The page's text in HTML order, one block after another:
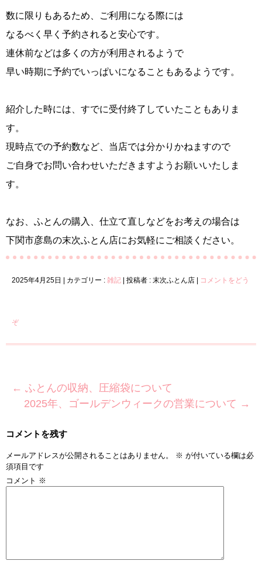
数に限りもあるため、ご利用になる際には
なるべく早く予約されると安心です。
連休前などは多くの方が利用されるようで
早い時期に予約でいっぱいになることもあるようです。
紹介した時には、すでに受付終了していたこともありま
す。
現時点での予約数など、当店では分かりかねますので
ご自身でお問い合わせいただきますようお願いいたしま
す。
なお、ふとんの購入、仕立て直しなどをお考えの場合は
下関市彦島の末次ふとん店にお気軽にご相談ください。
2025年4月25日 カテゴリー : 雑記 投稿者 : 末次ふとん店 コメントをどう
ぞ
← ふとんの収納、圧縮袋について
2025年、ゴールデンウィークの営業について →
コメントを残す
メールアドレスが公開されることはありません。 ※ が付いている欄は必
須項目です
コメント ※